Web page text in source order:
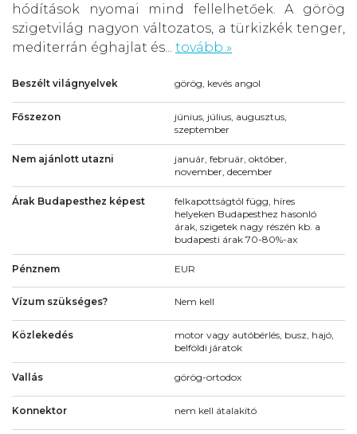
hódítások nyomai mind fellelhetőek. A görög
szigetvilág nagyon változatos, a türkizkék tenger,
mediterrán éghajlat és... tovább »
Beszélt világnyelvek görög, kevés angol
Főszezon
június, július, augusztus,
szeptember
Nem ajánlott utazni
január, február, október,
november, december
Árak Budapesthez képest
felkapottságtól függ, híres
helyeken Budapesthez hasonló
árak, szigetek nagy részén kb. a
budapesti árak 70-80%-ax
Pénznem EUR
Vízum szükséges? Nem kell
Közlekedés
motor vagy autóbérlés, busz, hajó,
belföldi járatok
Vallás görög-ortodox
Konnektor nem kell átalakító